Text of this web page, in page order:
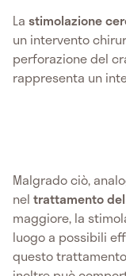
La stimolazione
un intervento
perforazione del
rappresenta un
Malgrado ciò,
nel trattamento
maggiore, la
luogo a possibili
questo